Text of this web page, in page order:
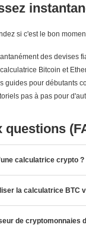
si c'est le bon
des devises
Bitcoin et
guides pour débutants
pas à pas pour
questions
calculatrice crypto ?
la calculatrice BTC
de cryptomonnaies